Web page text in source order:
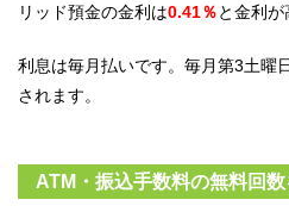
リッド預金の金利は0.41％と金利が
利息は毎月払いです。毎月第3土曜
されます。
ATM・振込手数料の無料回